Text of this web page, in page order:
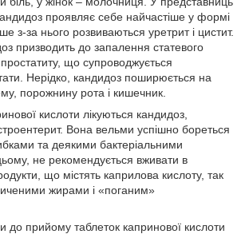
проявляє себе найчастіше у формі
з-за нього розвиваються уретрит і цистит.
призводить до запалення статевого
що супроводжується
Нерідко, кандидоз поширюється на
порожнину рота і кишечник.
кислоти лікуються кандидоз,
Вона вельми успішно бореться
та деякими бактеріальними
не рекомендується вживати в
що містять каприлова кислоту, так
жирами і «поганим»
до прийому таблеток капринової кислоти